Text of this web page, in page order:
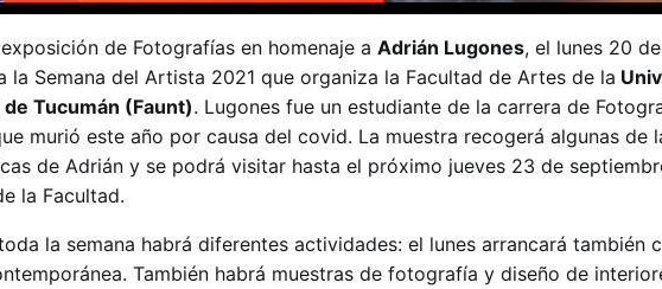
de Fotografías en homenaje a Adrián Lugones, el lunes 20
la Semana del Artista 2021 que organiza la Facultad de Artes de la
de Tucumán (Faunt). Lugones fue un estudiante de la carrera de
murió este año por causa del covid. La muestra recogerá algunas de
de Adrián y se podrá visitar hasta el próximo jueves 23 de
la Facultad.
la semana habrá diferentes actividades: el lunes arrancará también
También habrá muestras de fotografía y diseño de